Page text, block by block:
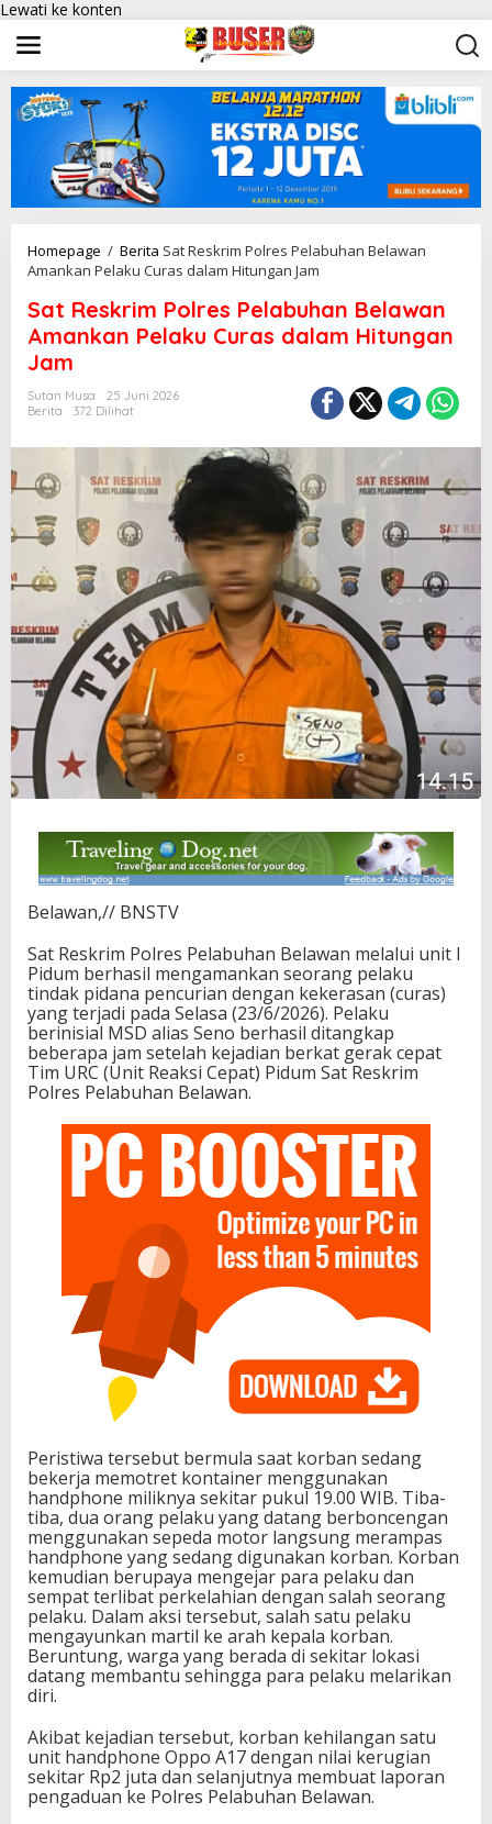
Lewati ke konten
Homepage / Berita Sat Reskrim Polres Pelabuhan Belawan
Amankan Pelaku Curas dalam Hitungan Jam
Sat Reskrim Polres Pelabuhan Belawan
Amankan Pelaku Curas dalam Hitungan
Jam
Sutan Musa
25 Juni 2026
Berita
372 Dilihat
Belawan,// BNSTV
Sat Reskrim Polres Pelabuhan Belawan melalui unit I
Pidum berhasil mengamankan seorang pelaku
tindak pidana pencurian dengan kekerasan (curas)
yang terjadi pada Selasa (23/6/2026). Pelaku
berinisial MSD alias Seno berhasil ditangkap
beberapa jam setelah kejadian berkat gerak cepat
Tim URC (Unit Reaksi Cepat) Pidum Sat Reskrim
Polres Pelabuhan Belawan.
Peristiwa tersebut bermula saat korban sedang
bekerja memotret kontainer menggunakan
handphone miliknya sekitar pukul 19.00 WIB. Tiba-
tiba, dua orang pelaku yang datang berboncengan
menggunakan sepeda motor langsung merampas
handphone yang sedang digunakan korban. Korban
kemudian berupaya mengejar para pelaku dan
sempat terlibat perkelahian dengan salah seorang
pelaku. Dalam aksi tersebut, salah satu pelaku
mengayunkan martil ke arah kepala korban.
Beruntung, warga yang berada di sekitar lokasi
datang membantu sehingga para pelaku melarikan
diri.
Akibat kejadian tersebut, korban kehilangan satu
unit handphone Oppo A17 dengan nilai kerugian
sekitar Rp2 juta dan selanjutnya membuat laporan
pengaduan ke Polres Pelabuhan Belawan.